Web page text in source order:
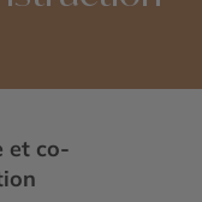
et co-